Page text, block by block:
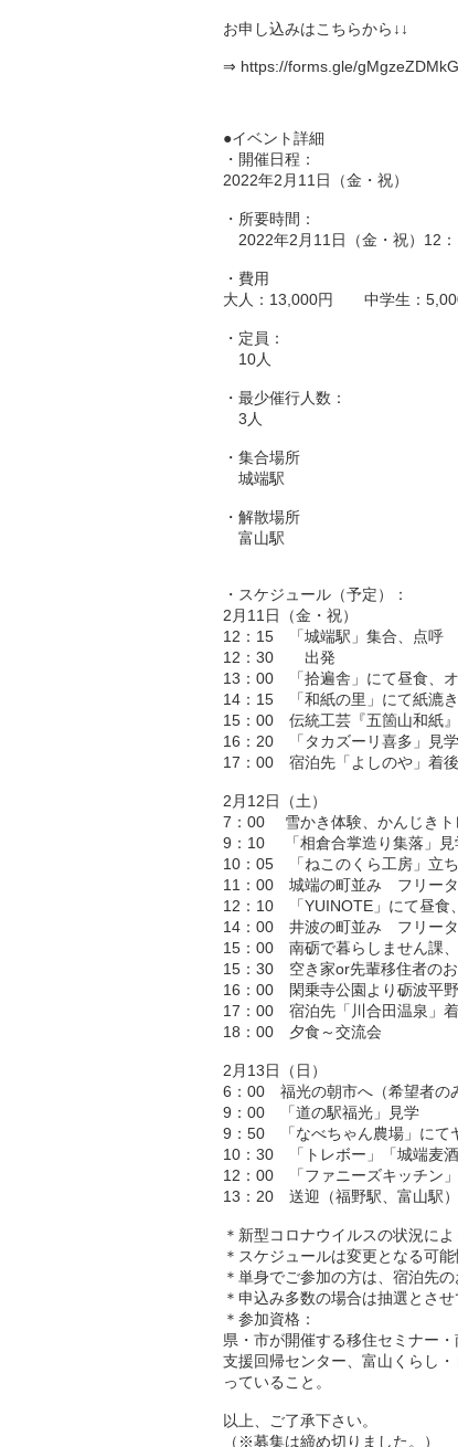
お申し込みはこちらから↓↓
⇒ https://forms.gle/
●イベント詳細
・開催日程：
2022年2月11日（金・祝）
・所要時間：
2022年2月11日（金・祝）12
・費用
大人：13,000円 中学生：
・定員：
10人
・最少催行人数：
3人
・集合場所
城端駅
・解散場所
富山駅
・スケジュール（予定）：
2月11日（金・祝）
12：15 「城端駅」集合、点呼
12：30 出発
13：00 「拾遍舎」にて昼食、
14：15 「和紙の里」にて紙漉
15：00 伝統工芸『五箇山和紙
16：20 「タカズーリ喜多」見
17：00 宿泊先「よしのや」着
2月12日（土）
7：00 雪かき体験、かんじきト
9：10 「相倉合掌造り集落」見
10：05 「ねこのくら工房」立
11：00 城端の町並み フリータ
12：10 「YUINOTE」にて昼食
14：00 井波の町並み フリータ
15：00 南砺で暮らしません課
15：30 空き家or先輩移住者の
16：00 閑乗寺公園より砺波平
17：00 宿泊先「川合田温泉」着
18：00 夕食～交流会
2月13日（日）
6：00 福光の朝市へ（希望者の
9：00 「道の駅福光」見学
9：50 「なべちゃん農場」にて
10：30 「トレボー」「城端麦
12：00 「ファニーズキッチン
13：20 送迎（福野駅、富山駅）
＊新型コロナウイルスの状況に
＊スケジュールは変更となる可能
＊単身でご参加の方は、宿泊先
＊申込み多数の場合は抽選とさせ
＊参加資格：
県・市が開催する移住セミナー
支援回帰センター、富山くらし
っていること。
以上、ご了承下さい。
（※募集は締め切りました。）